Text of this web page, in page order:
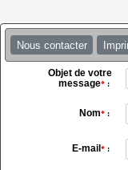
Nous contacter
Objet de votre
message*:
Nom*:
E-mail *: